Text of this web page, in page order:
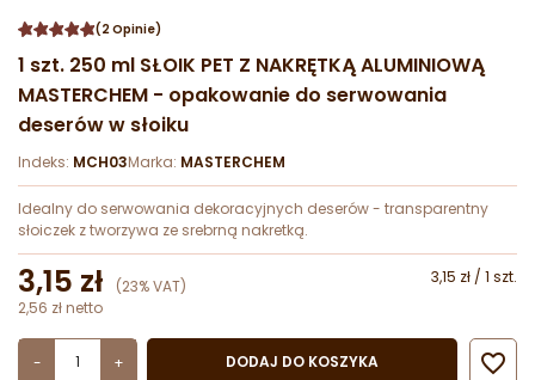
(2 Opinie)
1 szt. 250 ml SŁOIK PET Z NAKRĘTKĄ ALUMINIOWĄ
MASTERCHEM - opakowanie do serwowania
deserów w słoiku
Indeks: MCH03Marka: MASTERCHEM
Idealny do serwowania dekoracyjnych deserów - transparentny
słoiczek z tworzywa ze srebrną nakretką.
3,15 zł (23% VAT)
3,15 zł / 1 szt.
2,56 zł netto
- + DODAJ DO KOSZYKA 